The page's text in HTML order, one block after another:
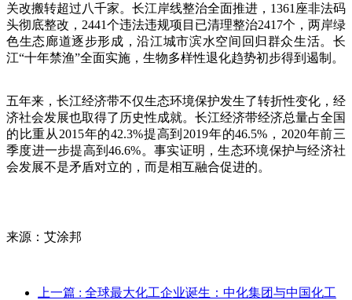
关改搬转超过八千家。长江岸线整治全面推进，1361座非法码
头彻底整改，2441个违法违规项目已清理整治2417个，两岸绿
色生态廊道逐步形成，沿江城市滨水空间回归群众生活。长
江“十年禁渔”全面实施，生物多样性退化趋势初步得到遏制。
五年来，长江经济带不仅生态环境保护发生了转折性变化，经
济社会发展也取得了历史性成就。长江经济带经济总量占全国
的比重从2015年的42.3%提高到2019年的46.5%，2020年前三
季度进一步提高到46.6%。事实证明，生态环境保护与经济社
会发展不是矛盾对立的，而是相互融合促进的。
来源：艾涂邦
上一篇 : 全球最大化工企业诞生：中化集团与中国化工